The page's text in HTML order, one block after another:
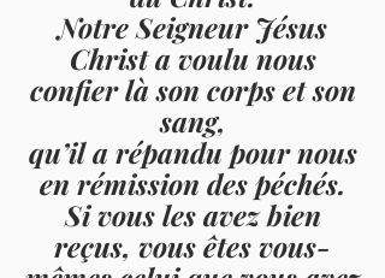
Notre Seigneur Jésus
Christ a voulu nous
confier là son corps et son
sang,
qu’il a répandu pour nous
en rémission des péchés.
Si vous les avez bien
reçus, vous êtes vous-